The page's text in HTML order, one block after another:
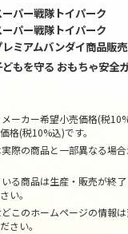
ーパー戦隊トイパーク
ーパー戦隊トイパーク
レミアムバンダイ商品販
もを守る おもちゃ安全
ーカー希望小売価格(税
格(税10%込)です。
際の商品と一部異なる場
る商品は生産・販売が終
い。
このホームページの情報
さい。